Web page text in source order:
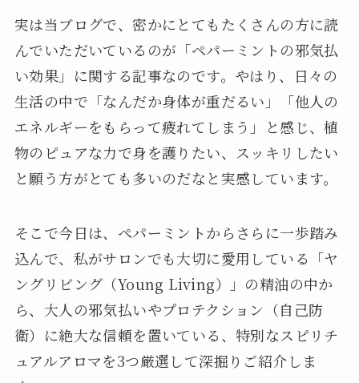
実は当ブログで、密かにとてもたくさんの方に読
んでいただいているのが「ペパーミントの邪気払
い効果」に関する記事なのです。やはり、日々の
生活の中で「なんだか身体が重だるい」「他人の
エネルギーをもらって疲れてしまう」と感じ、植
物のピュアな力で身を護りたい、スッキリしたい
と願う方がとても多いのだなと実感しています。
そこで今日は、ペパーミントからさらに一歩踏み
込んで、私がサロンでも大切に愛用している「ヤ
ングリビング（Young Living）」の精油の中か
ら、大人の邪気払いやプロテクション（自己防
衛）に絶大な信頼を置いている、特別なスピリチ
ュアルアロマを3つ厳選して深掘りご紹介しま